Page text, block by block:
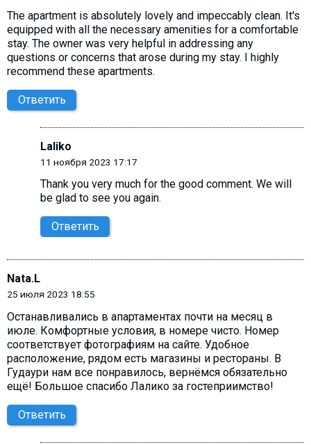
The apartment is absolutely lovely and impeccably clean. It's
equipped with all the necessary amenities for a comfortable
stay. The owner was very helpful in addressing any
questions or concerns that arose during my stay. I highly
recommend these apartments.
Ответить
Laliko
11 ноября 2023 17:17
Thank you very much for the good comment. We will
be glad to see you again.
Ответить
Nata.L
25 июля 2023 18:55
Останавливались в апартаментах почти на месяц в
июле. Комфортные условия, в номере чисто. Номер
соответствует фотографиям на сайте. Удобное
расположение, рядом есть магазины и рестораны. В
Гудаури нам все понравилось, вернёмся обязательно
ещё! Большое спасибо Лалико за гостеприимство!
Ответить